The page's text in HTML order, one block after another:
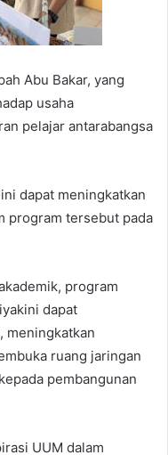
Abu Bakar, yang
usaha
pelajar antarabangsa
dapat meningkatkan
program tersebut pada
program
dapat
meningkatkan
ruang jaringan
pembangunan
UUM dalam